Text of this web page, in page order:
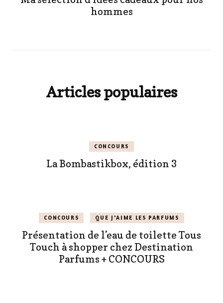
hommes
Articles populaires
CONCOURS
La Bombastikbox, édition 3
CONCOURS QUE J'AIME LES PARFUMS
Présentation de l’eau de toilette Tous
Touch à shopper chez Destination
Parfums + CONCOURS